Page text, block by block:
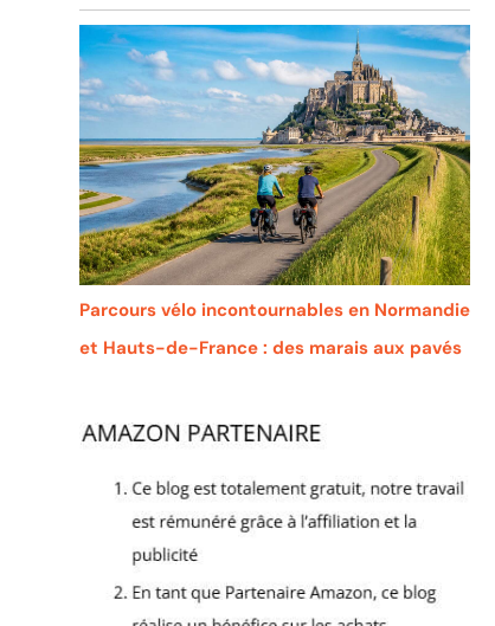
Parcours vélo incontournables en Normandie
et Hauts-de-France : des marais aux pavés